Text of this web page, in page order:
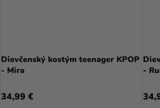
Dievčenský kostým teenager KPOP
- Mira
34,99 €
-